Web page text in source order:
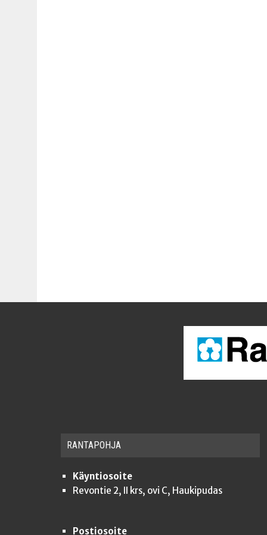
RAN­TA­POH­JA
Käyntiosoite
Revontie 2, II krs, ovi C, Haukipudas
Postiosoite